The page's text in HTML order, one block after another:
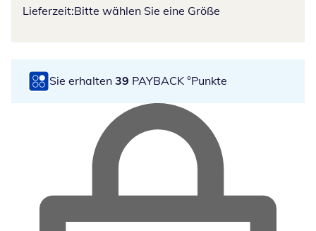
Lieferzeit:Bitte wählen Sie eine Größe
Sie erhalten 39 PAYBACK °Punkte